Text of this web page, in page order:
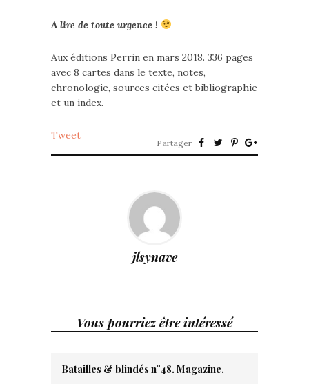
A lire de toute urgence !
Aux éditions Perrin en mars 2018. 336 pages
avec 8 cartes dans le texte, notes,
chronologie, sources citées et bibliographie
et un index.
Tweet
Partager
jlsynave
Vous pourriez être intéressé
Batailles & blindés n°48. Magazine.